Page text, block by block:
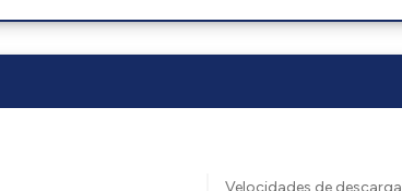
Velocidades de descarga